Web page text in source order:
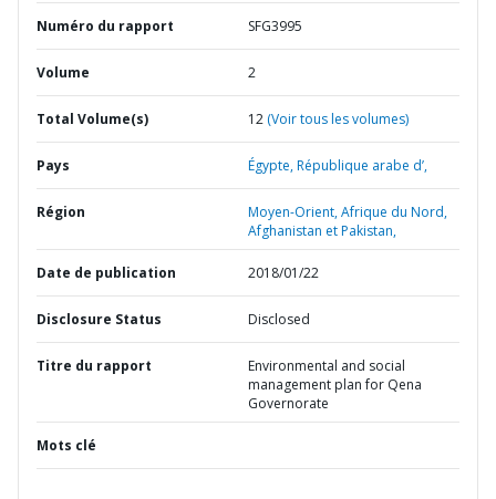
Numéro du rapport SFG3995
Volume 2
Total Volume(s) 12 (Voir tous les volumes)
Pays Égypte,République arabe d’,
Région
Moyen-Orient, Afrique du Nord,
Afghanistan et Pakistan,
Date de publication 2018/01/22
Disclosure Status Disclosed
Titre du rapport
Environmental and social
management plan for Qena
Governorate
Mots clé